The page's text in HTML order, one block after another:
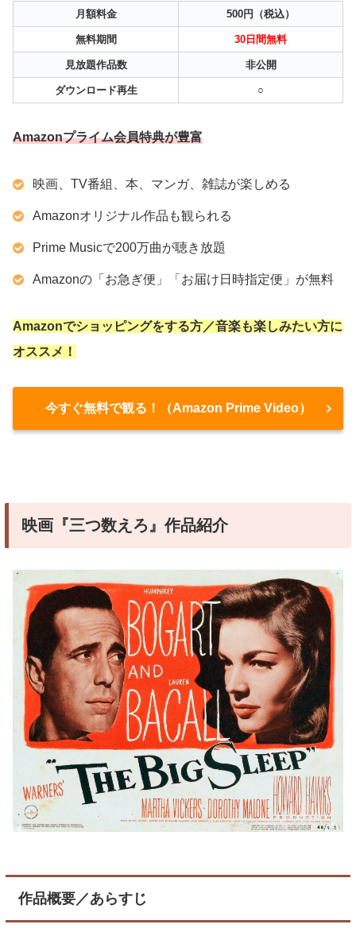
月額料金 500円（税込）
無料期間 30日間無料
見放題作品数 非公開
ダウンロード再生 ○
Amazonプライム会員特典が豊富
映画、TV番組、本、マンガ、雑誌が楽しめる
Amazonオリジナル作品も観られる
Prime Musicで200万曲が聴き放題
Amazonの「お急ぎ便」「お届け日時指定便」が無料
Amazonでショッピングをする方／音楽も楽しみたい方に
オススメ！
今すぐ無料で観る！（Amazon Prime Video）
映画『三つ数えろ』作品紹介
作品概要／あらすじ